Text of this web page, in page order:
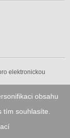
obsahu
souhlasíte.
elektronickou